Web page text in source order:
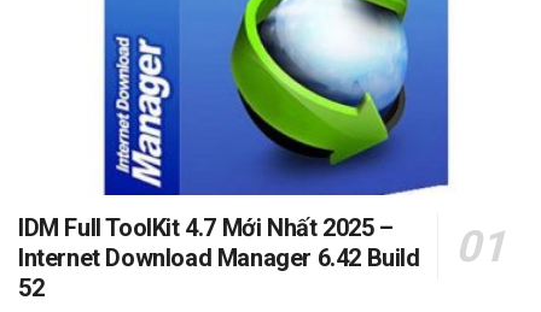
IDM Full ToolKit 4.7 Mới Nhất 2025 –
Internet Download Manager 6.42 Build
52